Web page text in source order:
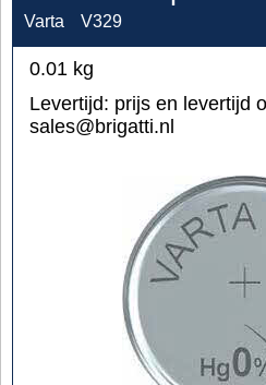
Varta V329
0.01 kg
Levertijd: prijs en levertijd
sales@brigatti.nl